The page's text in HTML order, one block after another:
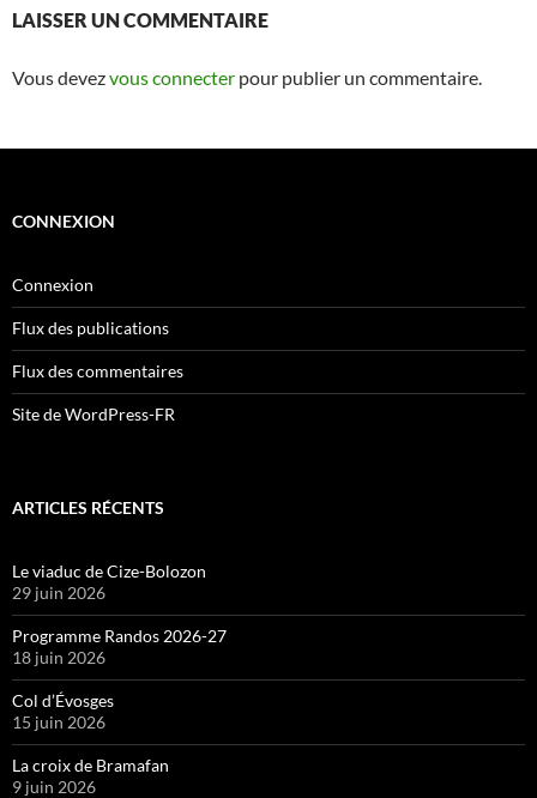
LAISSER UN COMMENTAIRE
Vous devezvous connecter pour publier un commentaire.
CONNEXION
Connexion
Flux des publications
Flux des commentaires
Site de WordPress-FR
ARTICLES RÉCENTS
Le viaduc de Cize-Bolozon
29 juin 2026
Programme Randos 2026-27
18 juin 2026
Col d’Évosges
15 juin 2026
La croix de Bramafan
9 juin 2026